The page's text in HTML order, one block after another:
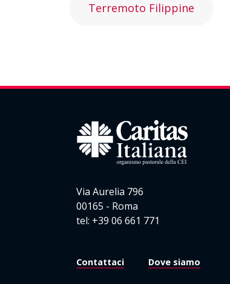
Terremoto Filippine
Via Aurelia 796
00165 - Roma
tel: +39 06 661 771
Contattaci Dove siamo